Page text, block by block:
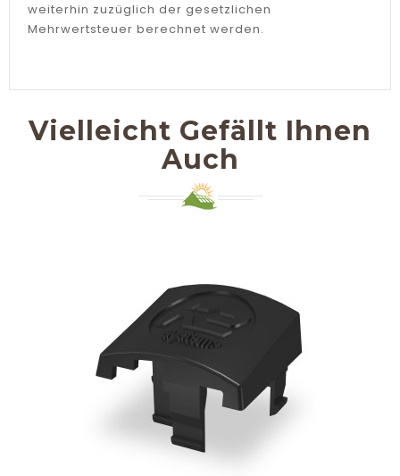
weiterhin zuzüglich der gesetzlichen
Mehrwertsteuer berechnet werden.
Vielleicht Gefällt Ihnen
Auch